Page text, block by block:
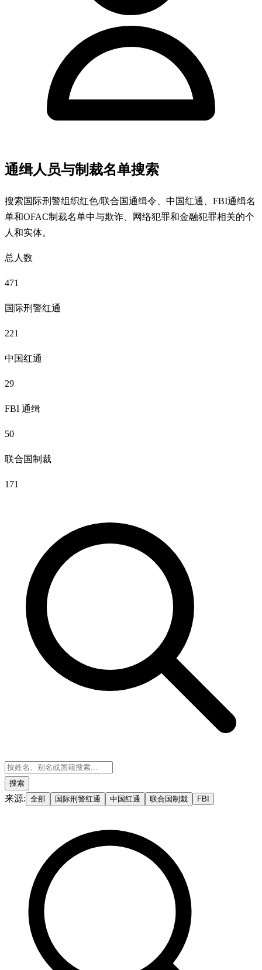
通缉人员与制裁名单搜索
搜索国际刑警组织红色/联合国通缉令、中国红通、FBI通缉名
单和OFAC制裁名单中与欺诈、网络犯罪和金融犯罪相关的个
人和实体。
总人数
471
国际刑警红通
221
中国红通
29
FBI 通缉
50
联合国制裁
171
搜索
来源: 全部 国际刑警红通 中国红通 联合国制裁 FBI